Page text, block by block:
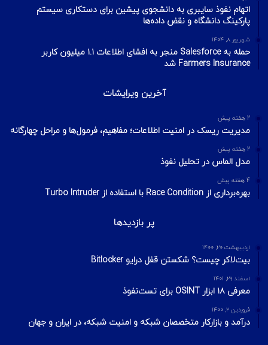
اتهام نفوذ سایبری به دانشجوی پیشین برای دستکاری سیستم
پارکینگ دانشگاه و نقض داده‌ها
شهریور ۸, ۱۴۰۴
حمله به Salesforce منجر به افشای اطلاعات ۱.۱ میلیون کاربر
Farmers Insurance شد
آخرین ویرایشات
2 هفته پیش
مدیریت ریسک در امنیت اطلاعات؛ مفاهیم، فرمول‌ها و مراحل چهارگانه
2 هفته پیش
مدل الماس در تحلیل نفوذ
4 هفته پیش
بهره‌برداری از Race Condition با استفاده از Turbo Intruder
پر بازدیدها
اردیبهشت ۲۰, ۱۴۰۰
بیت‌لاکر چیست؟ شکستن قفل درایو Bitlocker
اسفند ۲۹, ۱۴۰۱
معرفی ۱۸ ابزار OSINT برای تست‌نفوذ
فروردین ۲, ۱۴۰۰
درآمد و بازارکار متخصصان شبکه و امنیت شبکه، در ایران و جهان